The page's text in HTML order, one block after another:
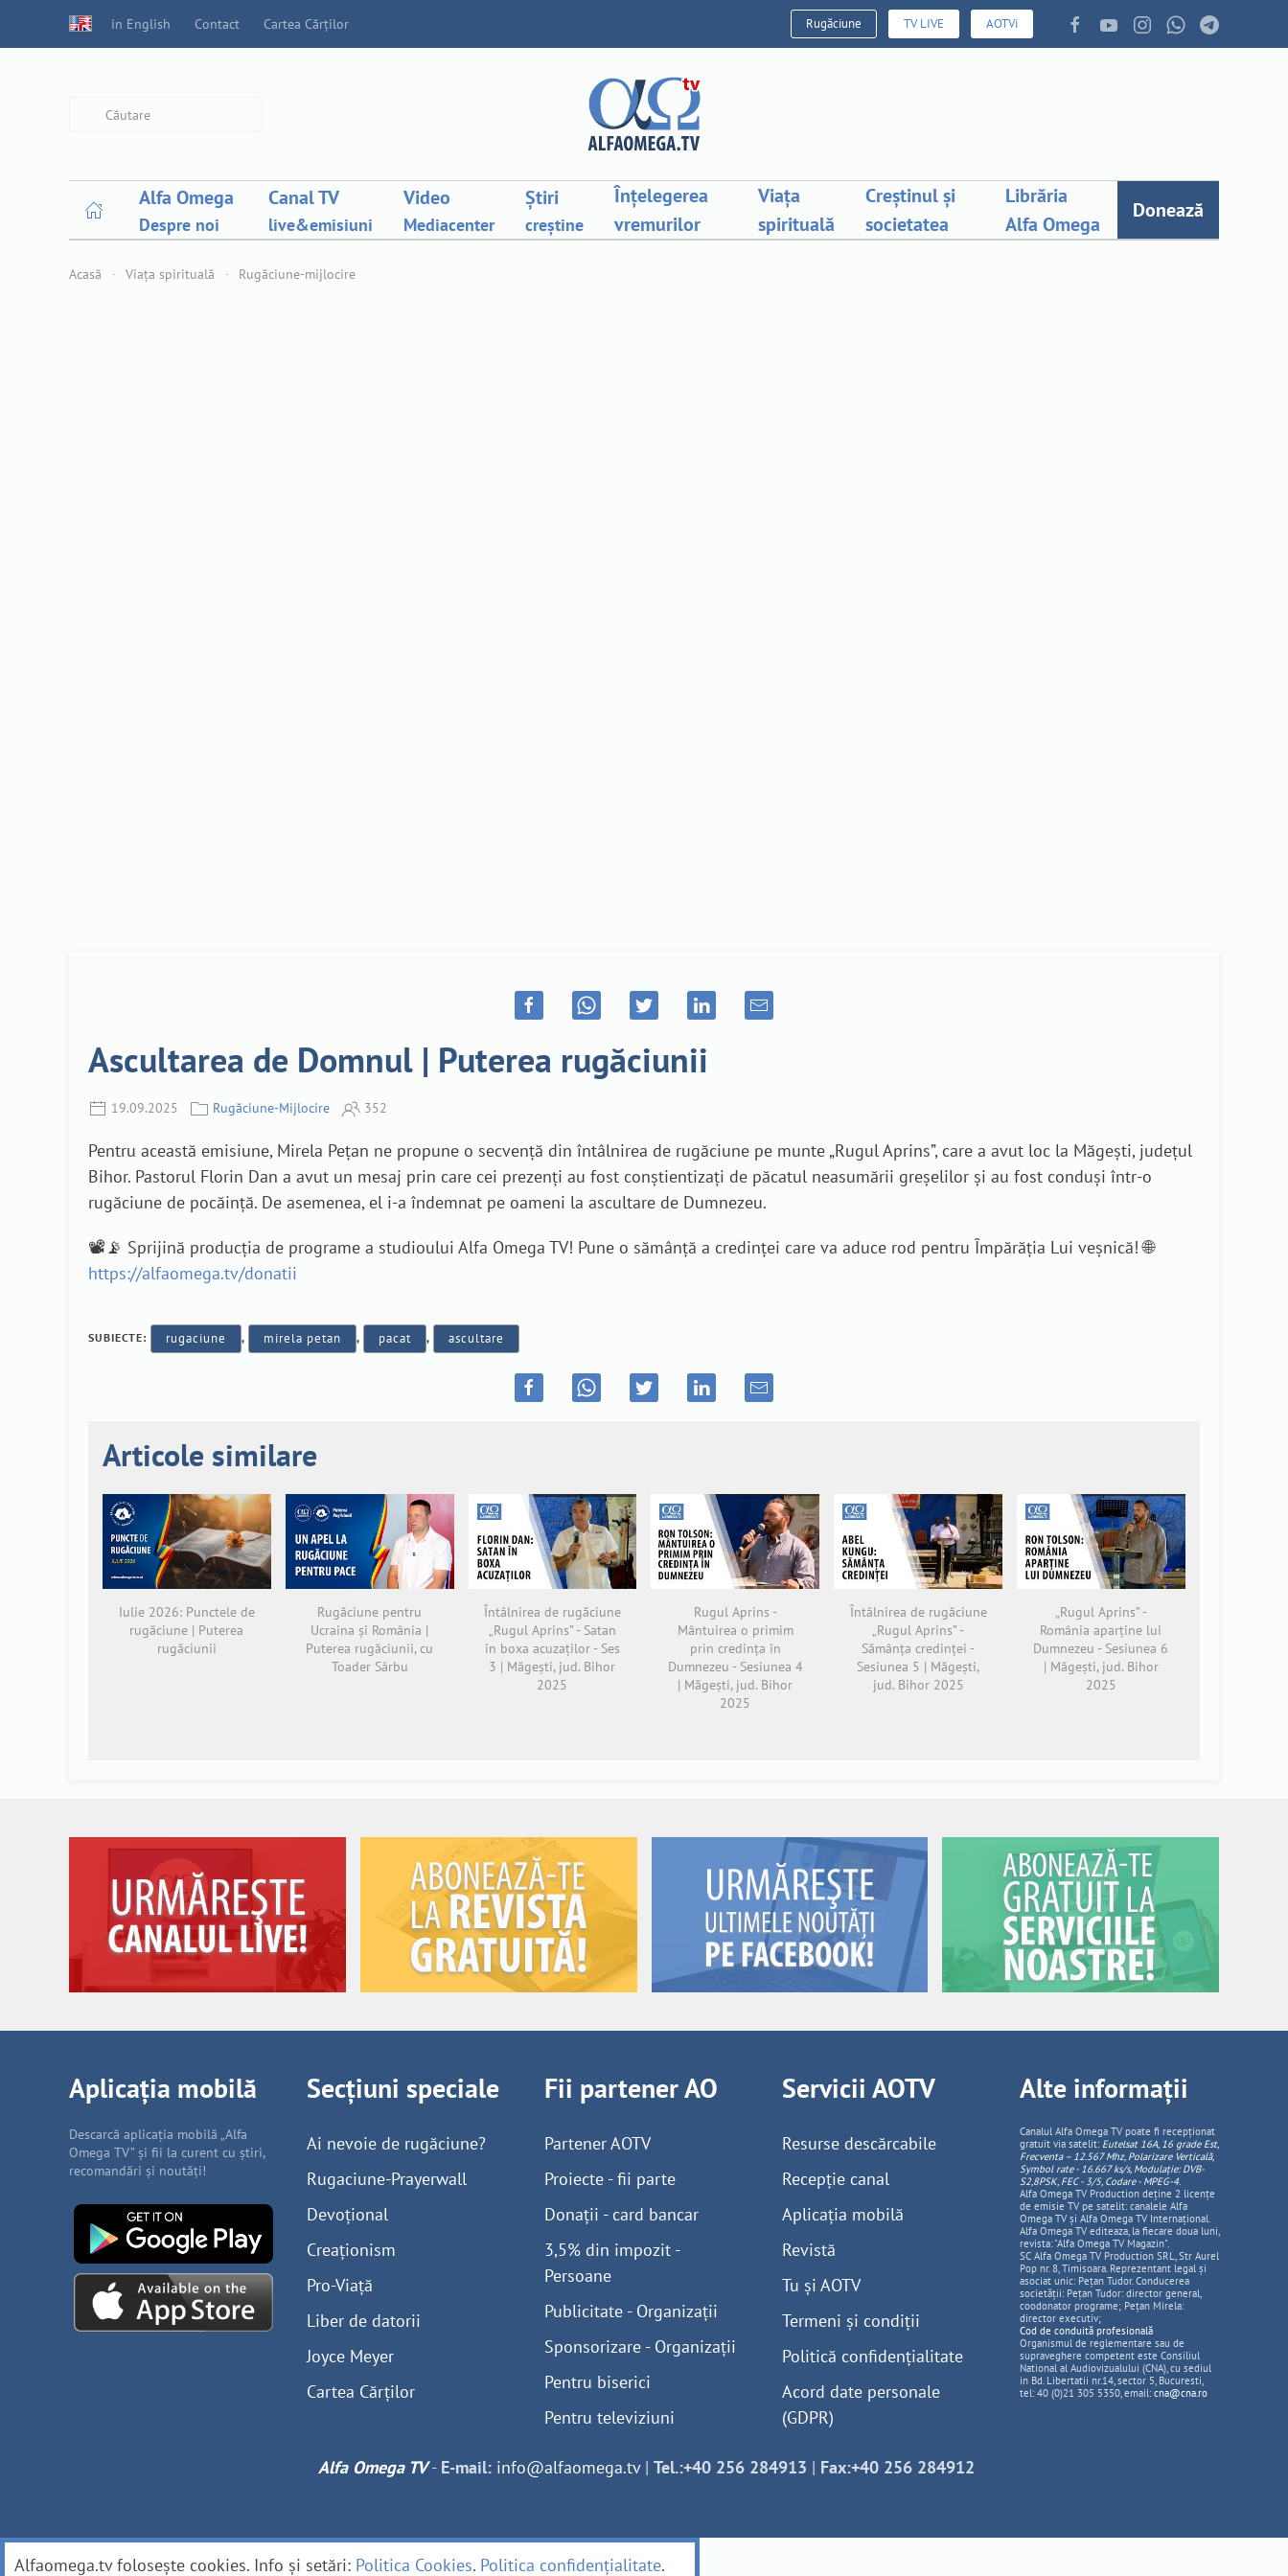
in English Contact Cartea Cărților Rugăciune TV LIVE AOTVi
Alfa Omega
Despre noi
Canal TV
live&emisiuni
Video
Mediacenter
Știri
creștine
Înțelegerea
vremurilor
Viața
spirituală
Creștinul și
societatea
Librăria
Alfa Omega
Donează
Acasă Viața spirituală Rugăciune-mijlocire
Ascultarea de Domnul | Puterea rugăciunii
19.09.2025 Rugăciune-Mijlocire 352
Pentru această emisiune, Mirela Pețan ne propune o secvență din întâlnirea de rugăciune pe munte „Rugul Aprins”, care a avut loc la Măgești, județul
Bihor. Pastorul Florin Dan a avut un mesaj prin care cei prezenți au fost conștientizați de păcatul neasumării greșelilor și au fost conduși într-o
rugăciune de pocăință. De asemenea, el i-a îndemnat pe oameni la ascultare de Dumnezeu.
📽️📡 Sprijină producția de programe a studioului Alfa Omega TV! Pune o sămânță a credinței care va aduce rod pentru Împărăția Lui veșnică! 🌐
https://alfaomega.tv/donatii
SUBIECTE: rugaciune , mirela petan , pacat , ascultare
Articole similare
Iulie 2026: Punctele de
rugăciune | Puterea
rugăciunii
Rugăciune pentru
Ucraina și România |
Puterea rugăciunii, cu
Toader Sârbu
Întâlnirea de rugăciune
„Rugul Aprins” - Satan
în boxa acuzaților - Ses
3 | Măgești, jud. Bihor
2025
Rugul Aprins -
Mântuirea o primim
prin credința în
Dumnezeu - Sesiunea 4
| Măgești, jud. Bihor
2025
Întâlnirea de rugăciune
„Rugul Aprins” -
Sămânța credinței -
Sesiunea 5 | Măgești,
jud. Bihor 2025
„Rugul Aprins” -
România aparține lui
Dumnezeu - Sesiunea 6
| Măgești, jud. Bihor
2025
Aplicația mobilă
Descarcă aplicația mobilă „Alfa
Omega TV” și fii la curent cu știri,
recomandări și noutăți!
Secțiuni speciale
Ai nevoie de rugăciune?
Rugaciune-Prayerwall
Devoțional
Creaționism
Pro-Viață
Liber de datorii
Joyce Meyer
Cartea Cărților
Fii partener AO
Partener AOTV
Proiecte - fii parte
Donații - card bancar
3,5% din impozit -
Persoane
Publicitate - Organizații
Sponsorizare - Organizații
Pentru biserici
Pentru televiziuni
Servicii AOTV
Resurse descărcabile
Recepție canal
Aplicația mobilă
Revistă
Tu și AOTV
Termeni și condiții
Politică confidențialitate
Acord date personale
(GDPR)
Alte informații
Canalul Alfa Omega TV poate fi recepționat
gratuit via satelit: Eutelsat 16A, 16 grade Est,
Frecventa – 12.567 Mhz, PolarizareVerticală,
Symbol rate - 16.667 ks/s, Modulație: DVB-
S2,8PSK, FEC - 3/5, Codare - MPEG-4.
Alfa Omega TV Production deține 2 licențe
de emisie TV pe satelit: canalele Alfa
Omega TV și Alfa Omega TV Internațional.
Alfa Omega TV editeaza, la fiecare doua luni,
revista: "Alfa Omega TV Magazin".
SC Alfa Omega TV Production SRL, Str Aurel
Pop nr. 8, Timisoara. Reprezentant legal și
asociat unic: Pețan Tudor. Conducerea
societății: Pețan Tudor: director general,
coodonator programe; Pețan Mirela:
director executiv;
Cod de conduită profesională
Organismul de reglementare sau de
supraveghere competent este Consiliul
National al Audiovizualului (CNA), cu sediul
in Bd. Libertatii nr.14, sector 5, Bucuresti,
tel: 40 (0)21 305 5350, email: cna@cna.ro
Alfa Omega TV- E-mail: info@alfaomega.tv| Tel.:+40 256 284913 | Fax:+40 256 284912
Alfaomega.tv folosește cookies. Info și setări: Politica Cookies. Politica confidențialitate.